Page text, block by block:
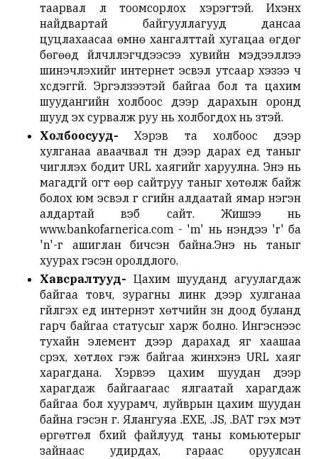
таарвал үл тоомсорлох хэрэгтэй. Ихэнх
найдвартай байгууллагууд дансаа
цуцлахаасаа өмнө хангалттай хугацаа өгдөг
бөгөөд үйлчлүүлэгчдээсээ хувийн мэдээллээ
шинэчлэхийг интернет эсвэл утсаар хэзээ ч
хүсдэггүй. Эргэлзээтэй байгаа бол та цахим
шуудангийн холбоос дээр дарахын оронд
шууд эх сурвалж руу нь холбогдох нь зүүтэй.
Холбоосууд-Хэрэв та холбоос дээр
хулганаа аваачвал түүн дээр дарах үед таныг
чиглүүлэх бодит URL хаягийг харуулна. Энэ нь
магадгүй огт өөр сайтруу таныг хөтөлж байж
болох юм эсвэл үг үсгийн алдаатай ямар нэгэн
алдартай вэб сайт. Жишээ нь
www.bankofarnerica.com - 'm' нь үнэндээ 'r' ба
'n'-г ашиглан бичсэн байна.Энэ нь таныг
хуурах гэсэн оролдлого.
Хавсралтууд- Цахим шууданд агуулагдаж
байгаа товч, зурагны линк дээр хулганаа
гүйлгэх үед интернэт хөтчийн зүүн доод буланд
гарч байгаа статусыг харж болно. Ингэснээс
тухайн элемент дээр дарахад яг хаашаа
үсрэх, хөтлөх гэж байгаа жинхэнэ URL хаяг
харагдана. Хэрвээ цахим шуудан дээр
харагдаж байгаагаас ялгаатай харагдаж
байгаа бол хуурамч, луйврын цахим шуудан
байна гэсэн үг. Ялангуяа .EXE, .JS, .BAT гэх мэт
өргөтгөл бүхий файлууд таны комьютерыг
зайнаас удирдах, гараас оруулсан